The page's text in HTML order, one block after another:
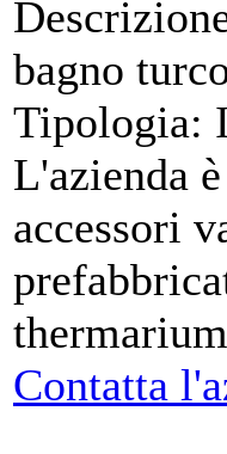
bagno
Tipologia:
L'azienda
accessori
thermarium
Contatta